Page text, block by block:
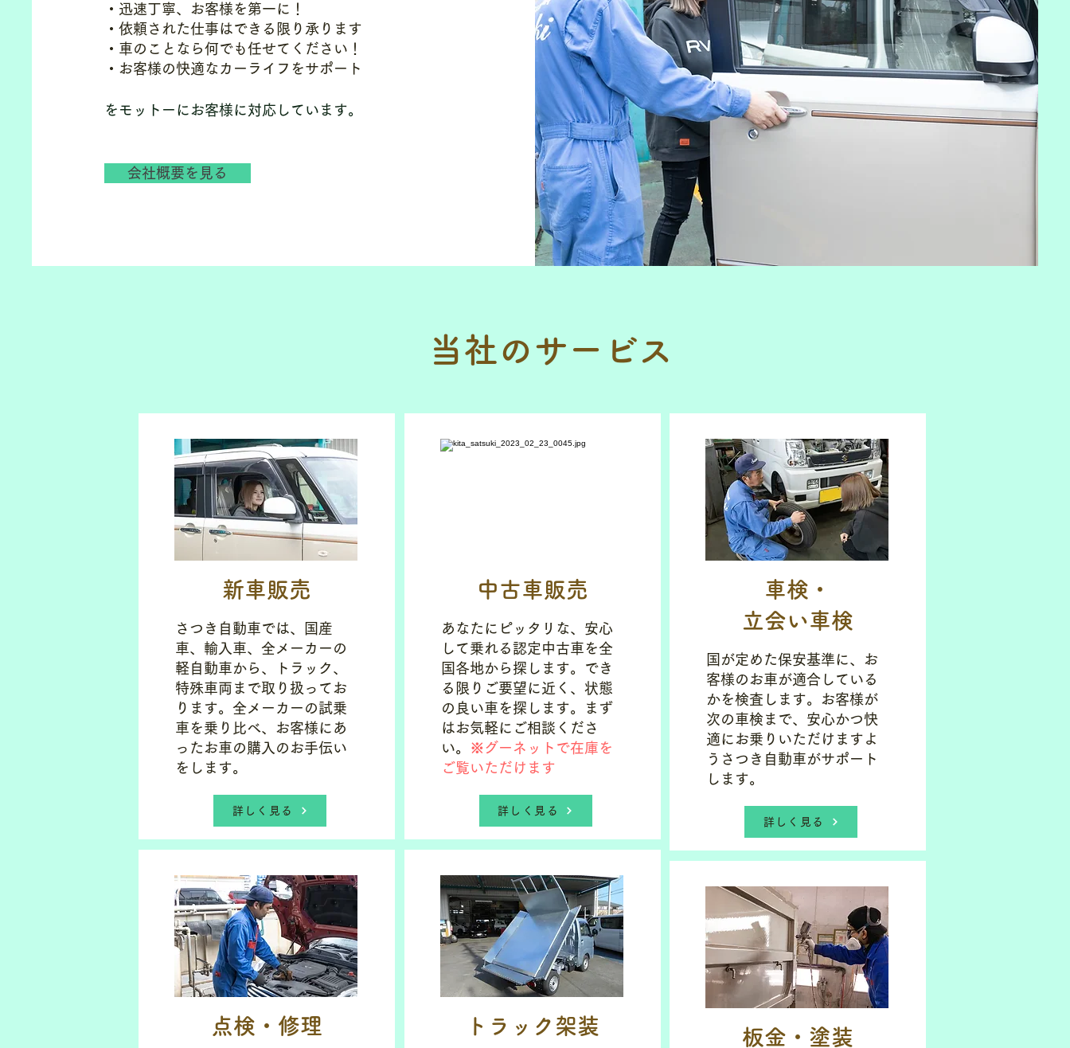
・迅速丁寧、お客様を第一に！
・依頼された仕事はできる限り承ります
・車のことなら何でも任せてください！
・お客様の快適なカーライフをサポート
​をモットーにお客様に対応しています。
会社概要を見る
当社のサービス
新車販売
さつき自動車では、国産
車、輸入車、全メーカーの
軽自動車から、トラック、
特殊車両まで取り扱ってお
ります。全メーカーの試乗
車を乗り比べ、お客様にあ
ったお車の購入のお手伝い
をします。
詳しく見る
点検・修理
中古車販売
あなたにピッタリな、安心
して乗れる認定中古車を全
国各地から探します。でき
る限りご要望に近く、状態
の良い車を探します。まず
はお気軽にご相談くださ
い。
※グーネットで在庫を
ご覧いただけます
詳しく見る
トラック架装
車検・
立会い車検
国が定めた保安基準に、お
客様のお車が適合している
かを検査します。お客様が
次の車検まで、安心かつ快
適にお乗りいただけますよ
うさつき自動車がサポート
します。
詳しく見る
板金・塗装